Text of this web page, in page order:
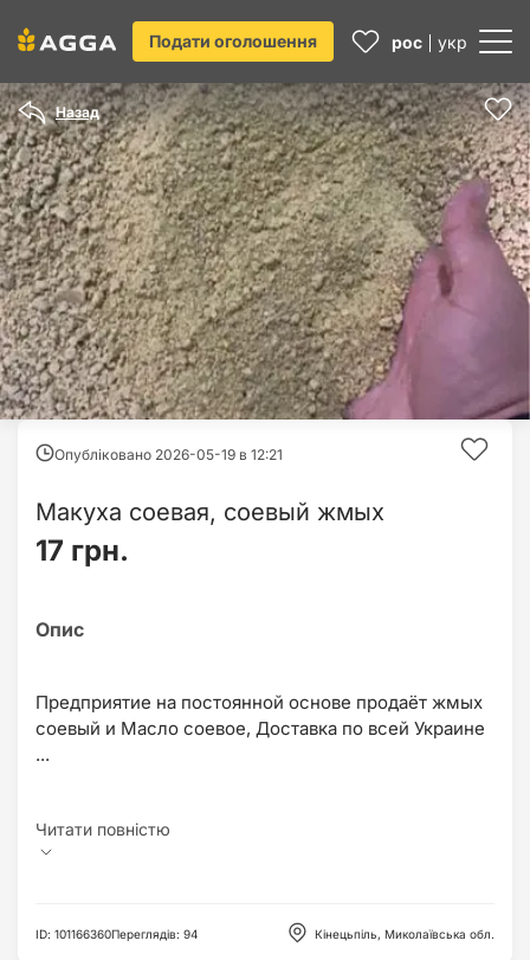
Подати оголошення рос укр
Назад
Опубліковано 2026-05-19 в 12:21
Макуха соевая, соевый жмых
17 грн.
Предприятие на постоянной основе продаёт жмых
соевый и Масло соевое, Доставка по всей Украине
...
ID: 101166360Переглядів: 94 Кінецьпіль, Миколаївська обл.